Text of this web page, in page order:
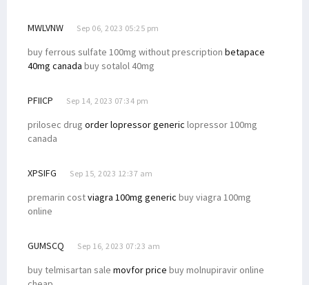
MWLVNW Sep 06, 2023 05:25 pm
buy ferrous sulfate 100mg without prescription betapace
40mg canada buy sotalol 40mg
PFIICP Sep 14, 2023 07:34 pm
prilosec drug order lopressor generic lopressor 100mg
canada
XPSIFG Sep 15, 2023 12:37 am
premarin costviagra 100mg generic buy viagra 100mg
online
GUMSCQ Sep 16, 2023 07:23 am
buy telmisartan sale movfor price buy molnupiravir online